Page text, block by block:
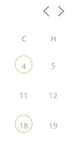
С Н
4 5
11 12
18 19